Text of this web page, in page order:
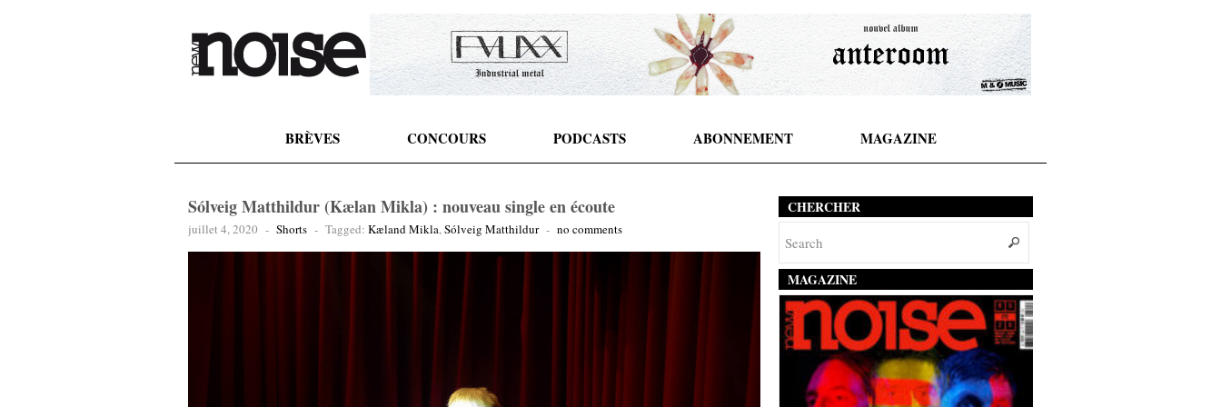
BRÈVES CONCOURS PODCASTS ABONNEMENT MAGAZINE
Sólveig Matthildur (Kælan Mikla) : nouveau single en écoute
juillet 4, 2020 - Shorts - Tagged: Kæland Mikla,Sólveig Matthildur - no comments
CHERCHER
MAGAZINE